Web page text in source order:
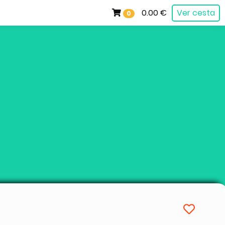
0 0.00 € Ver cesta